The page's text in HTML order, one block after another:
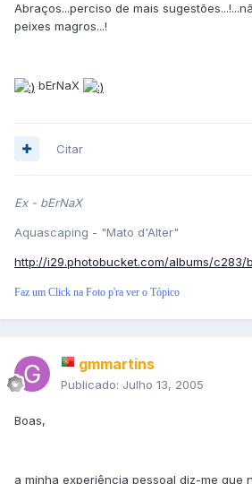
Abraços...perciso de mais
peixes magros...!
bErNaX
Citar
Ex - bErNaX
Aquascaping - "Mato d'Alter"
http://i29.photobucket.com/albums/c283/
Faz um Click na Foto p'ra ver o Tópico
gmmartins
Publicado: Julho 13, 2005
Boas,
a minha experiência pessoal diz-me que